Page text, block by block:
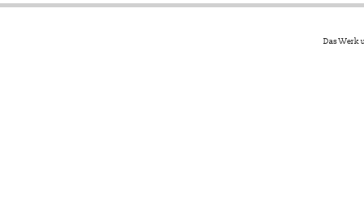
Das Werk